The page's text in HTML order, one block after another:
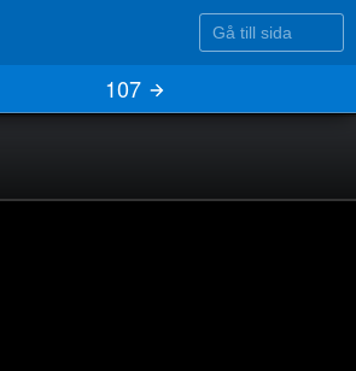
Gå till sida
107